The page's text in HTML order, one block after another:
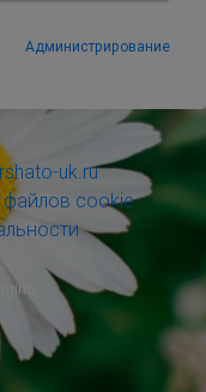
Администрирование
rshato-uk.ru
файлов cookie